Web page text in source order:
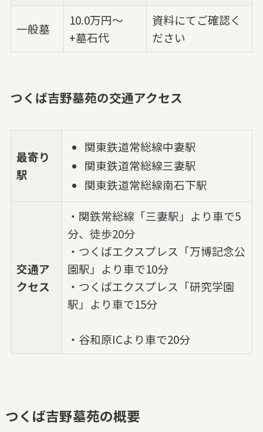
一般墓
10.0万円～
+墓石代
資料にてご確認く
ださい
つくば吉野墓苑の交通アクセス
最寄り
駅
関東鉄道常総線中妻駅
関東鉄道常総線三妻駅
関東鉄道常総線南石下駅
交通ア
クセス
・関鉄常総線「三妻駅」より車で5
分、徒歩20分
・つくばエクスプレス「万博記念公
園駅」より車で10分
・つくばエクスプレス「研究学園
駅」より車で15分
・谷和原ICより車で20分
つくば吉野墓苑の概要